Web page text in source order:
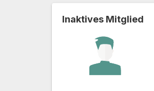
Inaktives Mitglied